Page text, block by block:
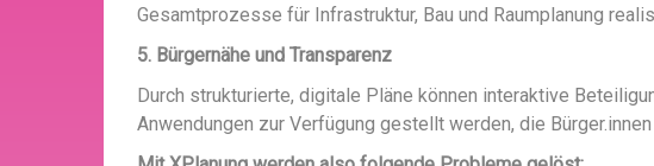
Gesamtprozesse für Infrastruktur, Bau und Raumplanung
5. Bürgernähe und Transparenz
Durch strukturierte, digitale Pläne können interaktive
Anwendungen zur Verfügung gestellt werden, die